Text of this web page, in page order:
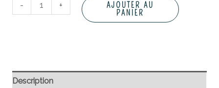
- +
AJOUTER AU
PANIER
Description